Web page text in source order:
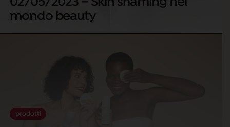
mondo beauty
prodotti